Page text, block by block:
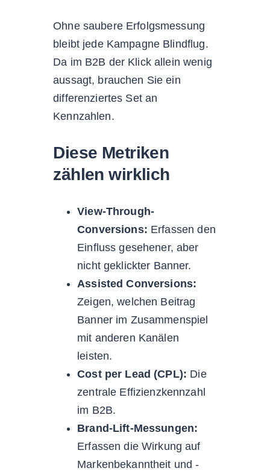
Ohne saubere Erfolgsmessung
bleibt jede Kampagne Blindflug.
Da im B2B der Klick allein wenig
aussagt, brauchen Sie ein
differenziertes Set an
Kennzahlen.
Diese Metriken
zählen wirklich
View-Through-
Conversions: Erfassen den
Einfluss gesehener, aber
nicht geklickter Banner.
Assisted Conversions:
Zeigen, welchen Beitrag
Banner im Zusammenspiel
mit anderen Kanälen
leisten.
Cost per Lead (CPL): Die
zentrale Effizienzkennzahl
im B2B.
Brand-Lift-Messungen:
Erfassen die Wirkung auf
Markenbekanntheit und -